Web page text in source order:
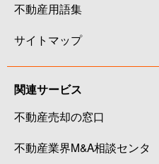
不動産用語集
サイトマップ
関連サービス
不動産売却の窓口
不動産業界M&A相談センタ